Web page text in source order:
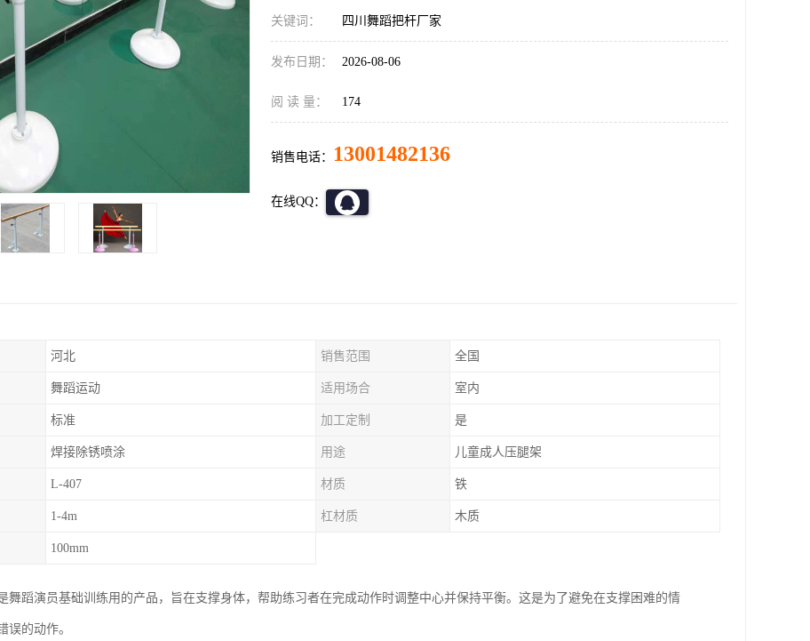
关键词： 四川舞蹈把杆厂家
发布日期： 2026-08-06
阅 读 量： 174
销售电话： 13001482136
在线QQ：
河北 销售范围 全国
舞蹈运动 适用场合 室内
标准 加工定制 是
焊接除锈喷涂 用途 儿童成人压腿架
L-407 材质 铁
1-4m 杠材质 木质
100mm
舞蹈演员基础训练用的产品，旨在支撑身体，帮助练习者在完成动作时调整中心并保持平衡。这是为了避免在支撑困难的情
误的动作。